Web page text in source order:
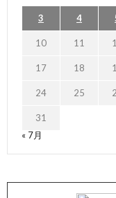
3 4
10 11
17 18
24 25
31
« 7月